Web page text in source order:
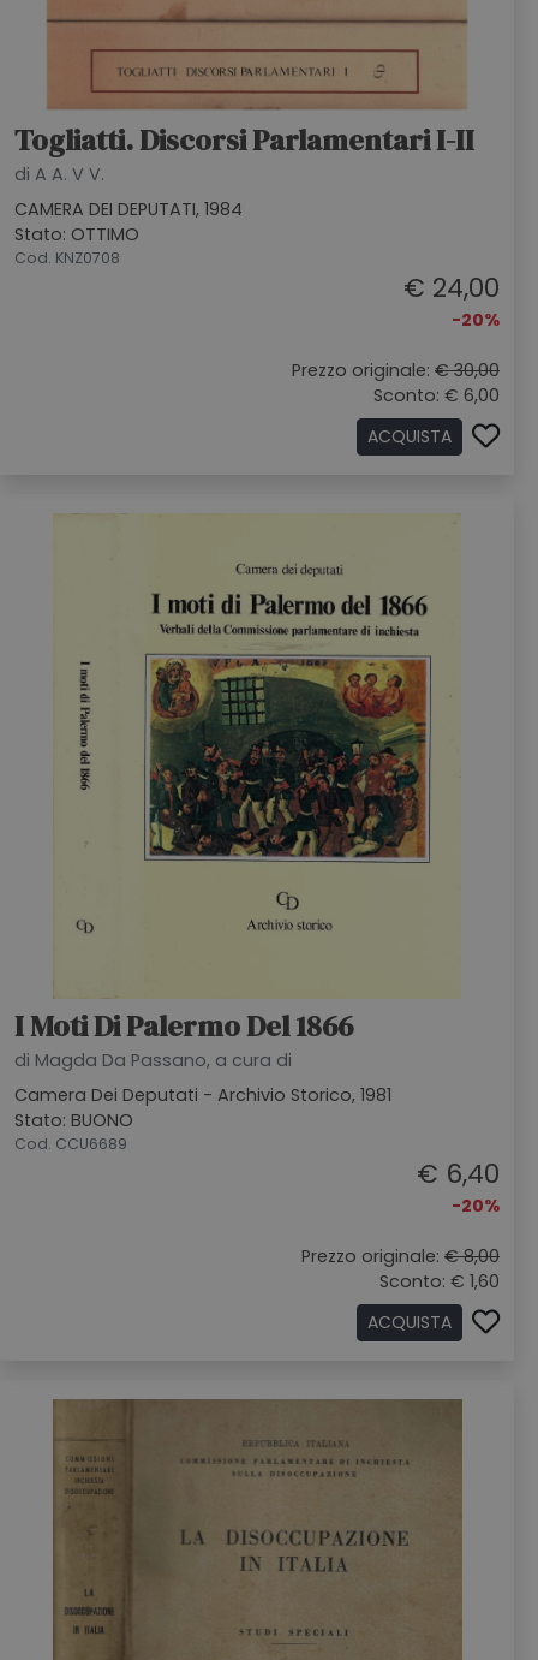
Togliatti. Discorsi Parlamentari I-II
di A A. V V.
CAMERA DEI DEPUTATI, 1984
Stato: OTTIMO
Cod. KNZ0708
€ 24,00
-20%
Prezzo originale: € 30,00
Sconto: € 6,00
ACQUISTA
I Moti Di Palermo Del 1866
di Magda Da Passano, a cura di
Camera Dei Deputati - Archivio Storico, 1981
Stato: BUONO
Cod. CCU6689
€ 6,40
-20%
Prezzo originale: € 8,00
Sconto: € 1,60
ACQUISTA